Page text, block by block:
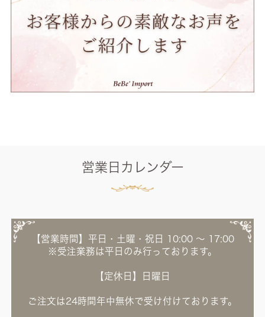
営業日カレンダー
【営業時間】平日・土曜・祝日 10:00 ～ 17:00
※受注業務は平日のみ行っております。
【定休日】日曜日
ご注文は24時間年中無休で受け付けております。